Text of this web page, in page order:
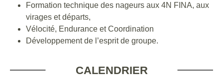
Formation technique des nageurs aux 4N FINA, aux
virages et départs,
Vélocité, Endurance et Coordination
Développement de l’esprit de groupe.
CALENDRIER